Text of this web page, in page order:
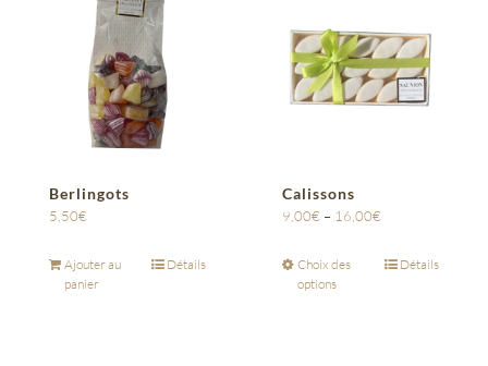
Berlingots
5,50€
Ajouter au
panier
Détails
Calissons
9,00€ – 16,00€
Choix des
options
Détails